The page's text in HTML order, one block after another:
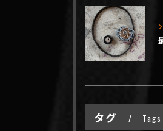
タグ Tags